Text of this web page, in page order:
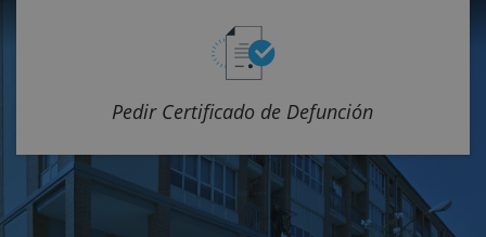
Pedir Certificado de Defunción